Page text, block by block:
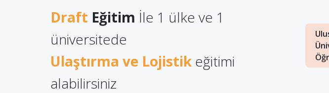
Draft Eğitim İle 1 ülke ve 1
üniversitede
Ulaştırma ve Lojistik eğitimi
alabilirsiniz
Litvanya'da Yüksek
Lisans Eğitimi Almanın
Avantajları